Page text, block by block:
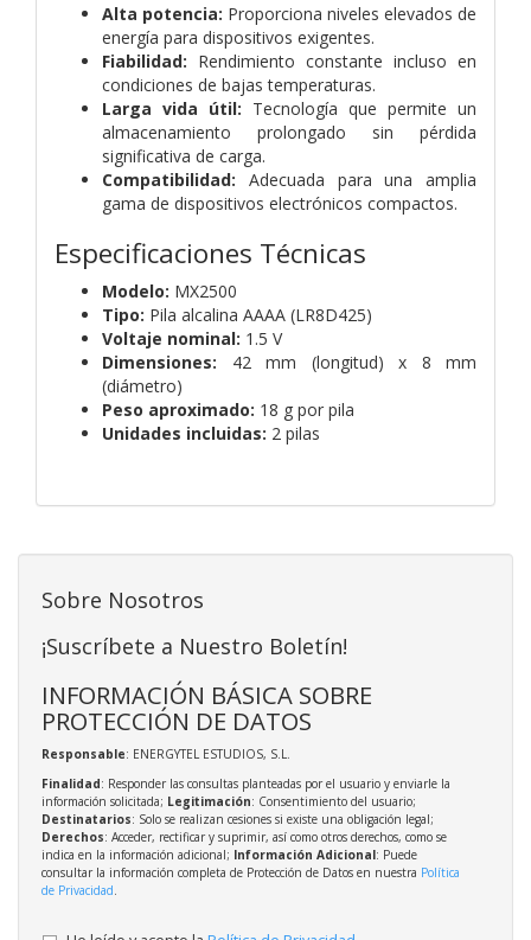
Alta potencia: Proporciona niveles elevados de
energía para dispositivos exigentes.
Fiabilidad: Rendimiento constante incluso en
condiciones de bajas temperaturas.
Larga vida útil: Tecnología que permite un
almacenamiento prolongado sin pérdida
significativa de carga.
Compatibilidad: Adecuada para una amplia
gama de dispositivos electrónicos compactos.
Especificaciones Técnicas
Modelo: MX2500
Tipo: Pila alcalina AAAA (LR8D425)
Voltaje nominal: 1.5 V
Dimensiones: 42 mm (longitud) x 8 mm
(diámetro)
Peso aproximado: 18 g por pila
Unidades incluidas: 2 pilas
Sobre Nosotros
¡Suscríbete a Nuestro Boletín!
INFORMACIÓN BÁSICA SOBRE
PROTECCIÓN DE DATOS
Responsable: ENERGYTEL ESTUDIOS, S.L.
Finalidad: Responder las consultas planteadas por el usuario y enviarle la
información solicitada; Legitimación: Consentimiento del usuario;
Destinatarios: Solo se realizan cesiones si existe una obligación legal;
Derechos: Acceder, rectificar y suprimir, así como otros derechos, como se
indica en la información adicional; Información Adicional: Puede
consultar la información completa de Protección de Datos en nuestra Política
de Privacidad